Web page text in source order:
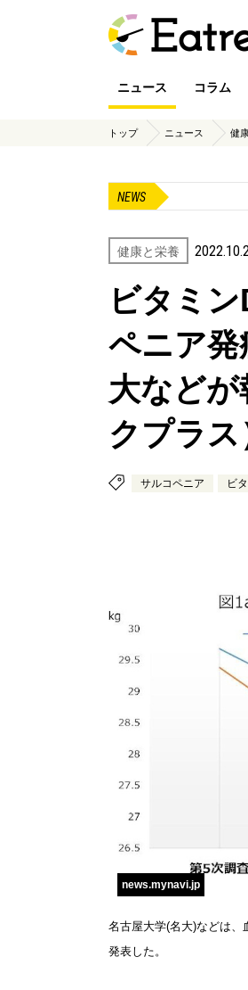
ニュース コラム
トップ ニュース 健
NEWS
健康と栄養
ビタミ
ペニア発
大などが
クプラス
サルコペニア ビ
news.mynavi.jp
名古屋大学(名大)などは
発表した。